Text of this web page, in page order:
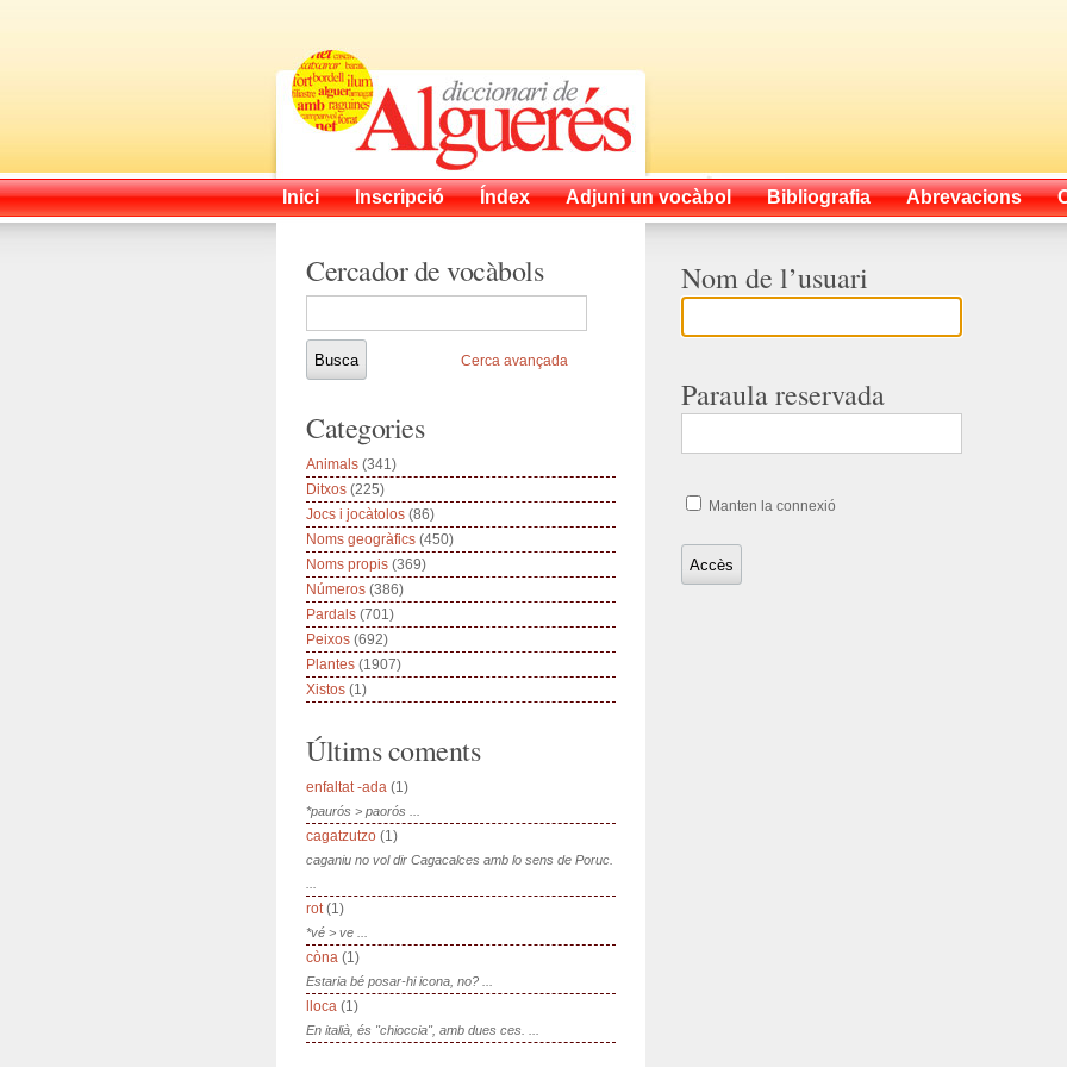
Inici Inscripció Índex Adjuni un vocàbol Bibliografia Abrevacions
Nom de l’usuari
Paraula reservada
Manten la connexió
Cercador de vocàbols
Cerca avançada
Categories
Animals (341)
Ditxos (225)
Jocs i jocàtolos (86)
Noms geogràfics (450)
Noms propis (369)
Números (386)
Pardals (701)
Peixos (692)
Plantes (1907)
Xistos (1)
Últims coments
enfaltat -ada (1)
*paurós > paorós ...
cagatzutzo (1)
caganiu no vol dir Cagacalces amb lo sens de Poruc.
rot(1)
*vé > ve ...
còna (1)
Estaria bé posar-hi icona, no? ...
lloca (1)
En italià, és "chioccia", amb dues ces. ...